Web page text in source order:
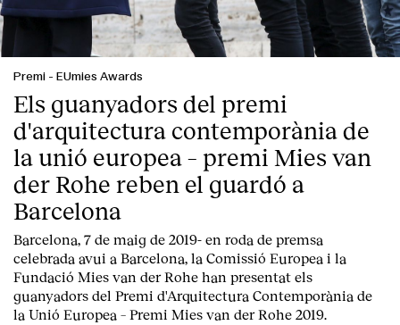
Premi - EUmies Awards
Els guanyadors del premi
d'arquitectura contemporània de
la unió europea – premi Mies van
der Rohe reben el guardó a
Barcelona
Barcelona, 7 de maig de 2019- en roda de premsa
celebrada avui a Barcelona, la Comissió Europea i la
Fundació Mies van der Rohe han presentat els
guanyadors del Premi d'Arquitectura Contemporània de
la Unió Europea – Premi Mies van der Rohe 2019.